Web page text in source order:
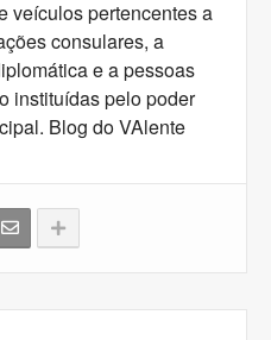
veículos pertencentes a
consulares, a
e a pessoas
instituídas pelo poder
Blog do VAlente